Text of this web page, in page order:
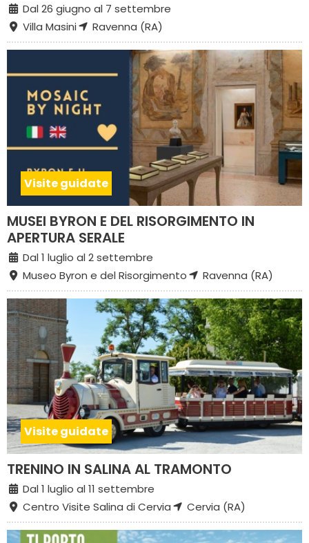
Dal 26 giugno al 7 settembre
Villa Masini
Ravenna (RA)
Visite guidate
MUSEI BYRON E DEL RISORGIMENTO IN
APERTURA SERALE
Dal 1 luglio al 2 settembre
Museo Byron e del Risorgimento
Ravenna (RA)
Visite guidate
TRENINO IN SALINA AL TRAMONTO
Dal 1 luglio al 11 settembre
Centro Visite Salina di Cervia
Cervia (RA)